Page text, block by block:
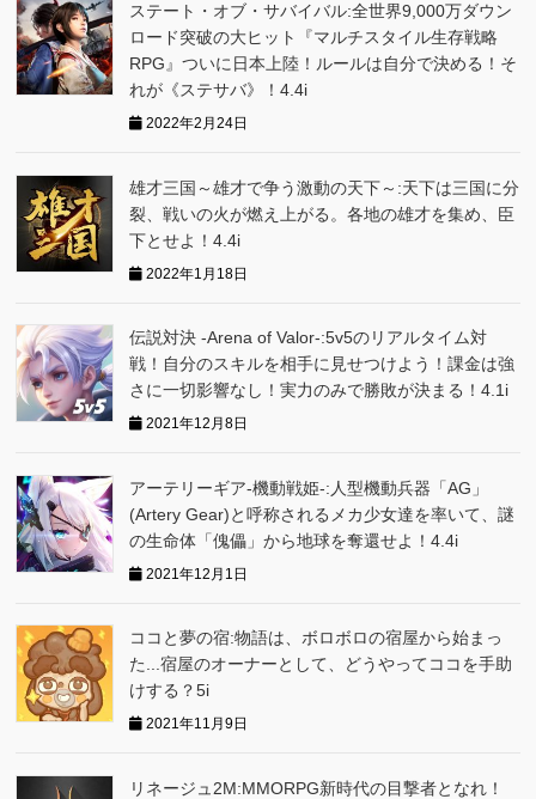
ステート・オブ・サバイバル:全世界9,000万ダウン
ロード突破の大ヒット『マルチスタイル生存戦略
RPG』ついに日本上陸！ルールは自分で決める！そ
れが《ステサバ》！4.4i
2022年2月24日
雄才三国～雄才で争う激動の天下～:天下は三国に分
裂、戦いの火が燃え上がる。各地の雄才を集め、臣
下とせよ！4.4i
2022年1月18日
伝説対決 -Arena of Valor-:5v5のリアルタイム対
戦！自分のスキルを相手に見せつけよう！課金は強
さに一切影響なし！実力のみで勝敗が決まる！4.1i
2021年12月8日
アーテリーギア-機動戦姫-:人型機動兵器「AG」
(Artery Gear)と呼称されるメカ少女達を率いて、謎
の生命体「傀儡」から地球を奪還せよ！4.4i
2021年12月1日
ココと夢の宿:物語は、ボロボロの宿屋から始まっ
た...宿屋のオーナーとして、どうやってココを手助
けする？5i
2021年11月9日
リネージュ2M:MMORPG新時代の目撃者となれ！